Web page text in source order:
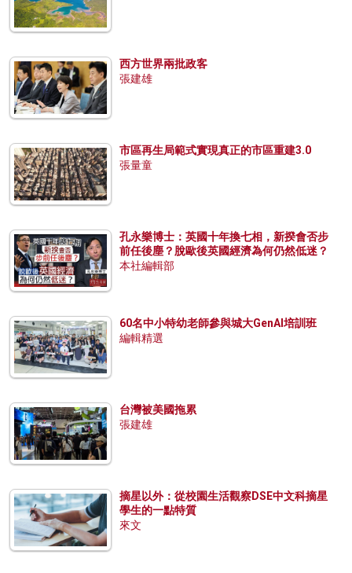
西方世界兩批政客
張建雄
市區再生局範式實現真正的市區重建3.0
張量童
孔永樂博士：英國十年換七相，新揆會否步
前任後塵？脫歐後英國經濟為何仍然低迷？
本社編輯部
60名中小特幼老師參與城大GenAI培訓班
編輯精選
台灣被美國拖累
張建雄
摘星以外：從校園生活觀察DSE中文科摘星
學生的一點特質
來文